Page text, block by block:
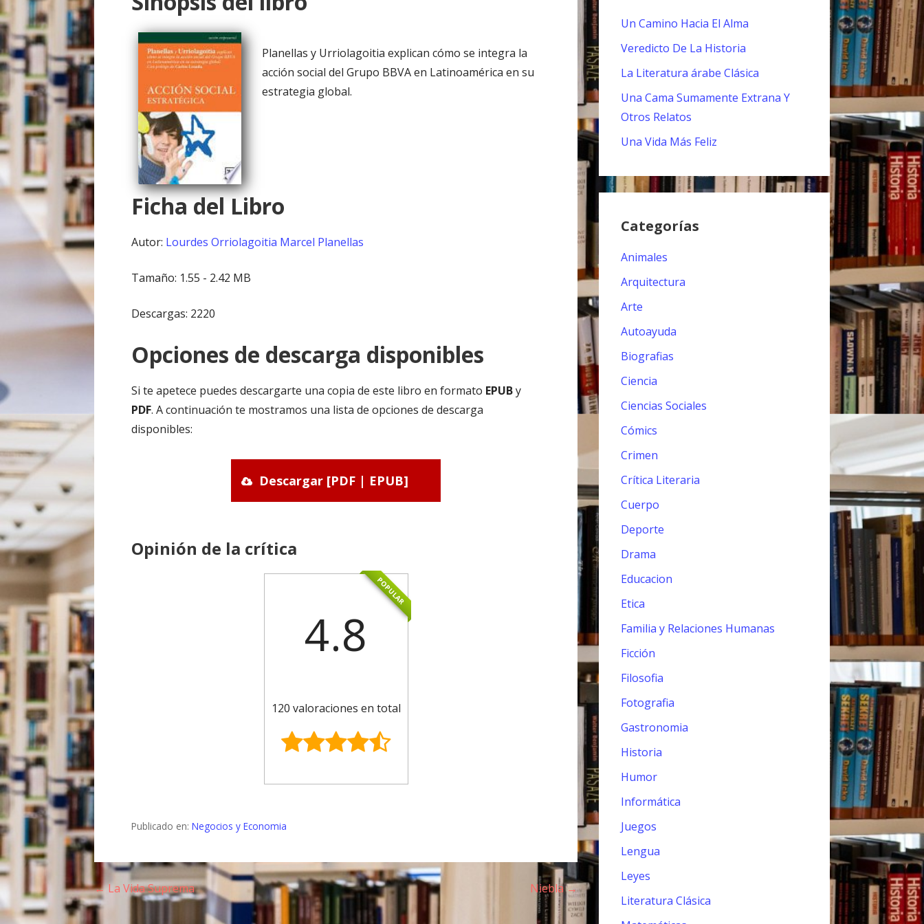
o
Planellas y Urriolagoitia explican cómo se integra la
acción social del Grupo BBVA en Latinoamérica en su
estrategia global.
Ficha del Libro
Autor: Lourdes Orriolagoitia Marcel Planellas
Tamaño: 1.55 - 2.42 MB
Descargas: 2220
Opciones de descarga disponibles
Si te apetece puedes descargarte una copia de este libro en formato EPUBy
PDF. A continuación te mostramos una lista de opciones de descarga
disponibles:
Descargar [PDF | EPUB]
Opinión de la crítica
POPULAR
4.8
120 valoraciones en total
Publicado en:Negocios y Economia
N
← La Vida Suprema Niebla →
Un Camino Hacia El Alma
Veredicto De La Historia
La Literatura árabe Clásica
Una Cama Sumamente Extrana Y
Otros Relatos
Una Vida Más Feliz
Categorías
Animales
Arquitectura
Arte
Autoayuda
Biografias
Ciencia
Ciencias Sociales
Cómics
Crimen
Crítica Literaria
Cuerpo
Deporte
Drama
Educacion
Etica
Familia y Relaciones Humanas
Ficción
Filosofia
Fotografia
Gastronomia
Historia
Humor
Informática
Juegos
Lengua
Leyes
Literatura Clásica